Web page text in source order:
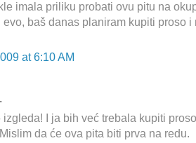
imala priliku probati ovu pitu na
evo, baš danas planiram kupiti proso
at 6:10 AM
izgleda! I ja bih već trebala kupiti
da će ova pita biti prva na redu.